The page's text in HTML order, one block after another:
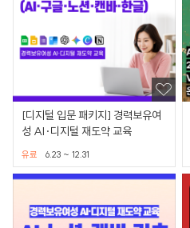
[디지털 입문 패키지] 경력보유여
성 AI·디지털 재도약 교육
6.23 ~ 12.31
유료